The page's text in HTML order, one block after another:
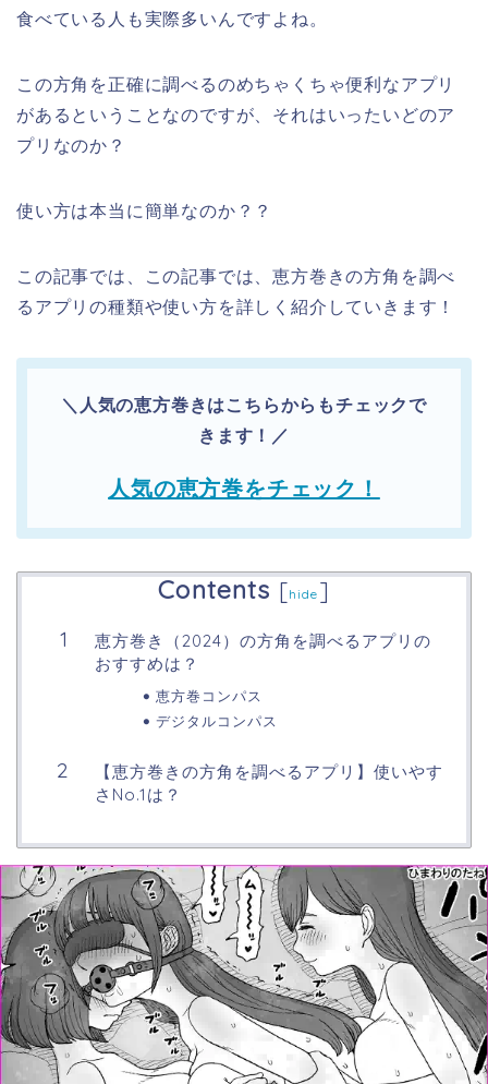
食べている人も実際多いんですよね。
この方角を正確に調べるのめちゃくちゃ便利なアプリ
があるということなのですが、それはいったいどのア
プリなのか？
使い方は本当に簡単なのか？？
この記事では、この記事では、恵方巻きの方角を調べ
るアプリの種類や使い方を詳しく紹介していきます！
＼人気の恵方巻きはこちらからもチェックで
きます！／
人気の恵方巻をチェック！
Contents [hide ]
恵方巻き（2024）の方角を調べるアプリの
おすすめは？
恵方巻コンパス
デジタルコンパス
【恵方巻きの方角を調べるアプリ】使いやす
さNo.1は？